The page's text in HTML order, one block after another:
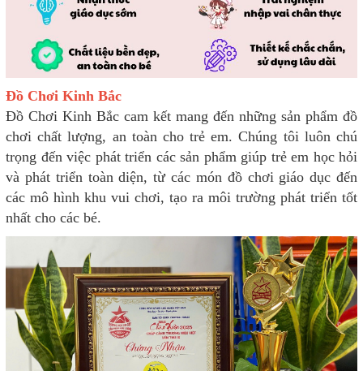
Đồ Chơi Kinh Bắc
Đồ Chơi Kinh Bắc cam kết mang đến những sản phẩm đồ
chơi chất lượng, an toàn cho trẻ em. Chúng tôi luôn chú
trọng đến việc phát triển các sản phẩm giúp trẻ em học hỏi
và phát triển toàn diện, từ các món đồ chơi giáo dục đến
các mô hình khu vui chơi, tạo ra môi trường phát triển tốt
nhất cho các bé.